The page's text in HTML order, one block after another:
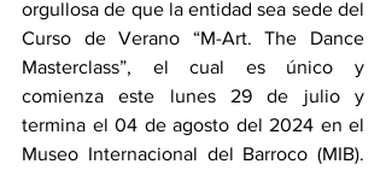
orgullosa de que la entidad sea sede del
Curso de Verano “M-Art. The Dance
Masterclass”, el cual es único y
comienza este lunes 29 de julio y
termina el 04 de agosto del 2024 en el
Museo Internacional del Barroco (MIB).